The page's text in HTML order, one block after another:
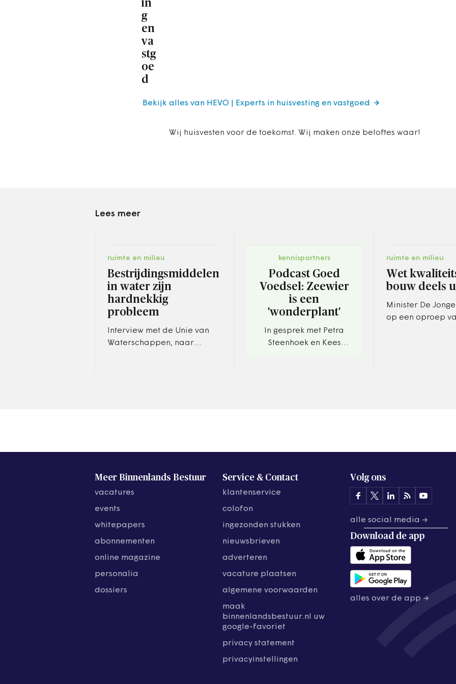
in
g
en
va
stg
oe
d
Wij huisvesten voor de toekomst. Wij maken onze beloftes waar!
Bekijk alles van HEVO | Experts in huisvesting en vastgoed
Lees meer
ruimte en milieu
Bestrijdingsmiddelen
in water zijn
hardnekkig
probleem
Interview met de Unie van
Waterschappen, naar
kennispartners
Podcast Goed
Voedsel: Zeewier
is een
'wonderplant'
In gesprek met Petra
Steenhoek en Kees
ruimte en milieu
Wet
bouw deels
Minister De
op een oproep
Meer Binnenlands Bestuur
vacatures
events
whitepapers
abonnementen
online magazine
personalia
dossiers
Service & Contact
klantenservice
colofon
ingezonden stukken
nieuwsbrieven
adverteren
vacature plaatsen
algemene voorwaarden
maak
binnenlandsbestuur.nl uw
google-favoriet
privacy statement
privacyinstellingen
Volg ons
alle social media →
Download de app
alles over de app →